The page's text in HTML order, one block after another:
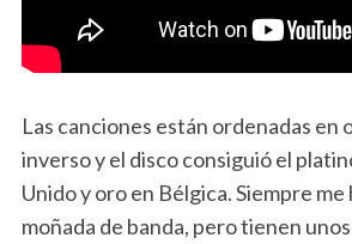
Las canciones están ordenadas
inverso y el disco consiguió el
Unido y oro en Bélgica. Siempre
moñada de banda, pero tienen